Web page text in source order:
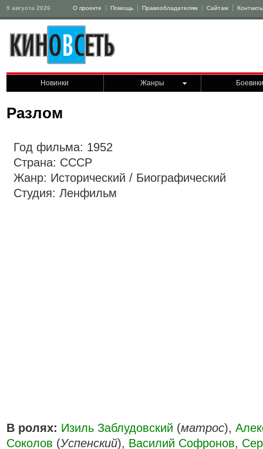
9 августа 2026 О проекте Помощь Правообладателям Сайтам Контакты
Новинки Жанры Боевики
Разлом
Год фильма: 1952
Страна: СССР
Жанр: Исторический / Биографический
Студия: Ленфильм
В ролях: Изиль Заблудовский (матрос),
Соколов (Успенский), Василий Софронов,